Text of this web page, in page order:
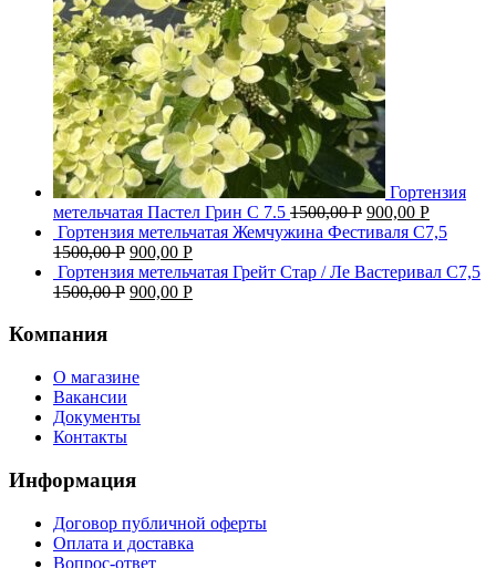
Гортензия
метельчатая Пастел Грин C 7.5 1500,00Р 900,00 Р
Гортензия метельчатая Жемчужина Фестиваля С7,5
1500,00Р 900,00 Р
Гортензия метельчатая Грейт Стар / Ле Вастеривал С7,5
1500,00Р 900,00 Р
Компания
О магазине
Вакансии
Документы
Контакты
Информация
Договор публичной оферты
Оплата и доставка
Вопрос-ответ